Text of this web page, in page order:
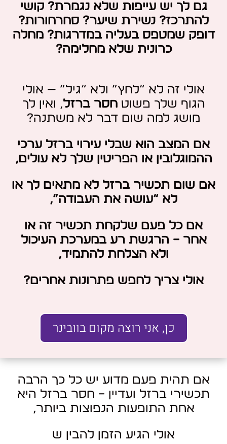
גם לך יש עייפות שלא נגמרת? קושי
להתרכז? נשירת שיער? סחרחורות?
דופק שמטפס בעליה במדרגות? מחלה
כרונית שלא מחלימה?
אולי זה לא “לחץ” ולא “גיל” — אולי
הגוף שלך פשוטחסר ברזל, ואין לך
מושג למה שום דבר לא משתנה?
אם המצב הוא שבלי עירוי ברזל ערכי
ההמוגלובין או הפריטין שלך לא עולים,
אם שום תכשיר ברזל לא מתאים לך או
לא “עושה את העבודה”,
אם כל פעם שלקחת תכשיר זה או
אחר – הרגשת רע במערכת העיכול
ולא הצלחת להתמיד,
אולי צריך לחפש פתרונות אחרים?
כן, אני רוצה מקום בוובינר
אם תהית פעם מדוע יש כל כך הרבה
תכשירי ברזל ועדיין – חסר ברזל היא
אחת התופעות הנפוצות ביותר,
אולי הגיע הזמן להבין ש